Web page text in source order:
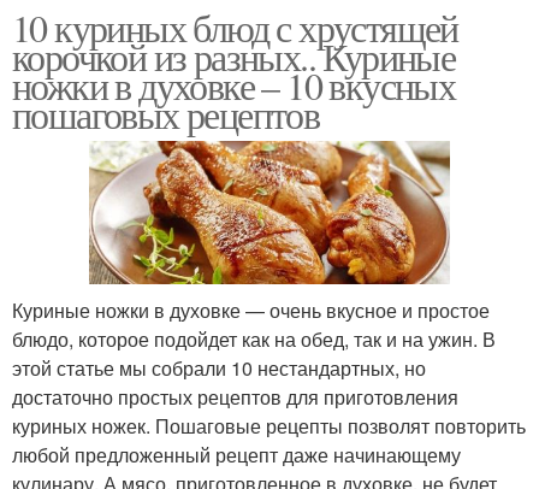
10 куриных блюд с хрустящей
корочкой из разных.. Куриные
ножки в духовке – 10 вкусных
пошаговых рецептов
Куриные ножки в духовке — очень вкусное и простое
блюдо, которое подойдет как на обед, так и на ужин. В
этой статье мы собрали 10 нестандартных, но
достаточно простых рецептов для приготовления
куриных ножек. Пошаговые рецепты позволят повторить
любой предложенный рецепт даже начинающему